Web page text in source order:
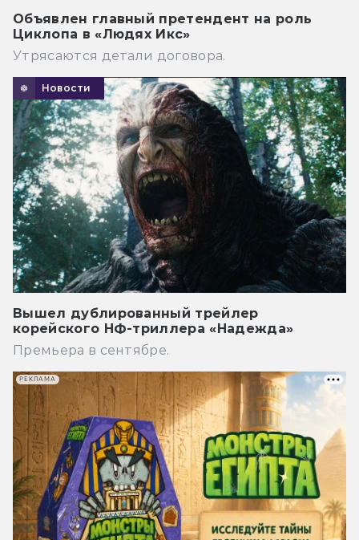
Объявлен главный претендент на роль
Циклопа в «Людях Икс»
Утрясаются детали договора.
Новости
Вышел дублированный трейлер
корейского НФ-триллера «Надежда»
Премьера в сентябре.
РЕКЛАМА